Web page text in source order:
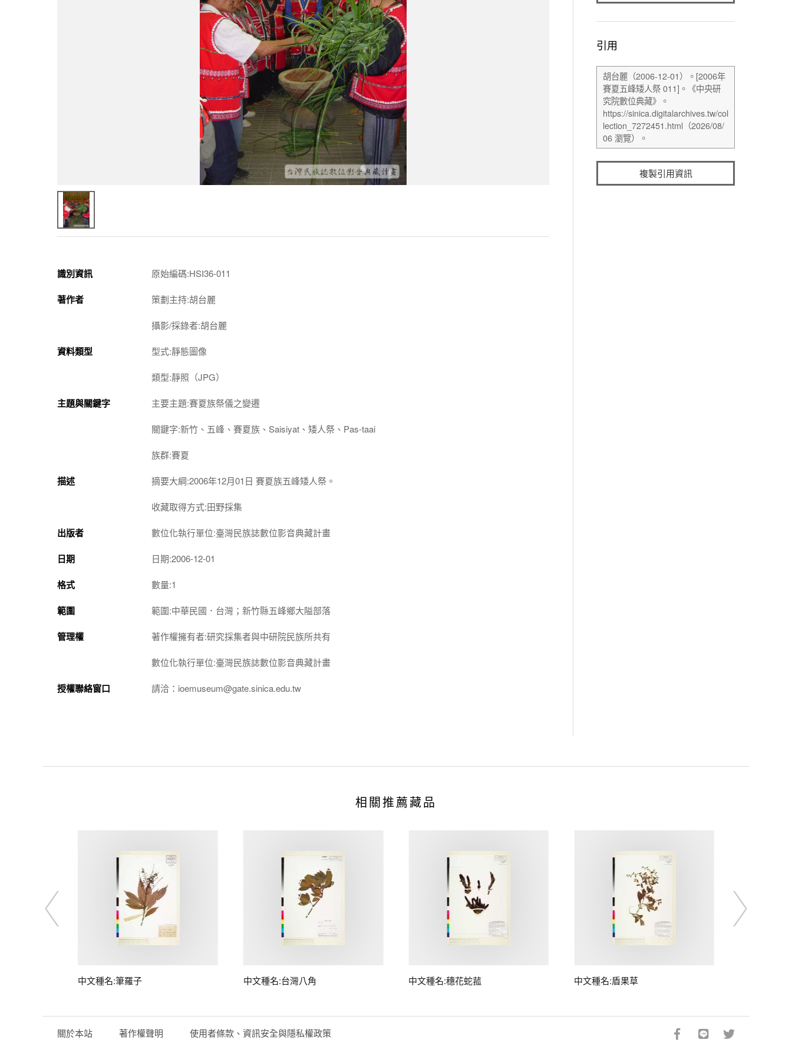
識別資訊 原始編碼:HSI36-011
著作者 策劃主持:胡台麗
攝影/採錄者:胡台麗
資料類型 型式:靜態圖像
類型:靜照（JPG）
主題與關鍵字 主要主題:賽夏族祭儀之變遷
關鍵字:新竹、五峰、賽夏族、Saisiyat、矮人祭、Pas-taai
族群:賽夏
描述 摘要大綱:2006年12月01日 賽夏族五峰矮人祭。
收藏取得方式:田野採集
出版者 數位化執行單位:臺灣民族誌數位影音典藏計畫
日期 日期:2006-12-01
格式 數量:1
範圍 範圍:中華民國．台灣；新竹縣五峰鄉大隘部落
管理權 著作權擁有者:研究採集者與中研院民族所共有
數位化執行單位:臺灣民族誌數位影音典藏計畫
授權聯絡窗口 請洽：ioemuseum@gate.sinica.edu.tw
引用
複製引用資訊
相關推薦藏品
中文種名:筆羅子 中文種名:台灣八角 中文種名:穗花蛇菰 中文種名:盾果草
關於本站 著作權聲明 使用者條款、資訊安全與隱私權政策